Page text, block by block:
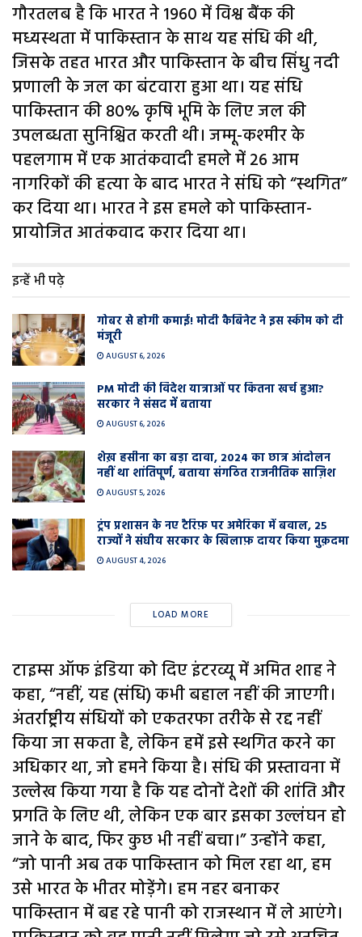
गौरतलब है कि भारत ने 1960 में विश्व बैंक की
मध्यस्थता में पाकिस्तान के साथ यह संधि की थी,
जिसके तहत भारत और पाकिस्तान के बीच सिंधु नदी
प्रणाली के जल का बंटवारा हुआ था। यह संधि
पाकिस्तान की 80% कृषि भूमि के लिए जल की
उपलब्धता सुनिश्चित करती थी। जम्मू-कश्मीर के
पहलगाम में एक आतंकवादी हमले में 26 आम
नागरिकों की हत्या के बाद भारत ने संधि को “स्थगित”
कर दिया था। भारत ने इस हमले को पाकिस्तान-
प्रायोजित आतंकवाद करार दिया था।
इन्हें भी पढ़े
गोबर से होगी कमाई! मोदी कैबिनेट ने इस स्कीम को दी
मंजूरी
AUGUST 6, 2026
PM मोदी की विदेश यात्राओं पर कितना खर्च हुआ?
सरकार ने संसद में बताया
AUGUST 6, 2026
शेख़ हसीना का बड़ा दावा, 2024 का छात्र आंदोलन
नहीं था शांतिपूर्ण, बताया संगठित राजनीतिक साज़िश
AUGUST 5, 2026
ट्रंप प्रशासन के नए टैरिफ़ पर अमेरिका में बवाल, 25
राज्यों ने संघीय सरकार के खिलाफ़ दायर किया मुक़दमा
AUGUST 4, 2026
LOAD MORE
टाइम्स ऑफ इंडिया को दिए इंटरव्यू में अमित शाह ने
कहा, “नहीं, यह (संधि) कभी बहाल नहीं की जाएगी।
अंतर्राष्ट्रीय संधियों को एकतरफा तरीके से रद्द नहीं
किया जा सकता है, लेकिन हमें इसे स्थगित करने का
अधिकार था, जो हमने किया है। संधि की प्रस्तावना में
उल्लेख किया गया है कि यह दोनों देशों की शांति और
प्रगति के लिए थी, लेकिन एक बार इसका उल्लंघन हो
जाने के बाद, फिर कुछ भी नहीं बचा।” उन्होंने कहा,
“जो पानी अब तक पाकिस्तान को मिल रहा था, हम
उसे भारत के भीतर मोड़ेंगे। हम नहर बनाकर
पाकिस्तान में बह रहे पानी को राजस्थान में ले आएंगे।